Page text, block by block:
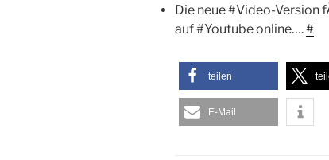
Die neue #Video-Version
auf #Youtube online….#
teilen
E-Mail